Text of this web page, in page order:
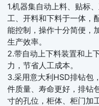
1.机器集自动上料、贴标
工、开料和下料于一体，
能控制，操作十分简便，
生产效率。
2.带自动上下料装置和上
力，节省人工成本。
3.采用意大利HSD排钻包
件质量、寿命更好，排钻
寸的孔位，柜体、柜门加